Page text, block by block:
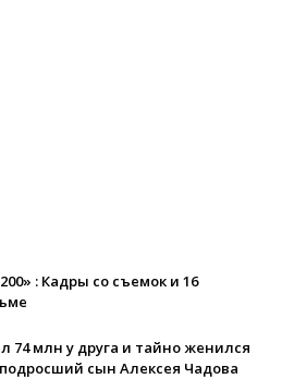
: Кадры со съемок и 16
74 млн у друга и тайно женился
сын Алексея Чадова